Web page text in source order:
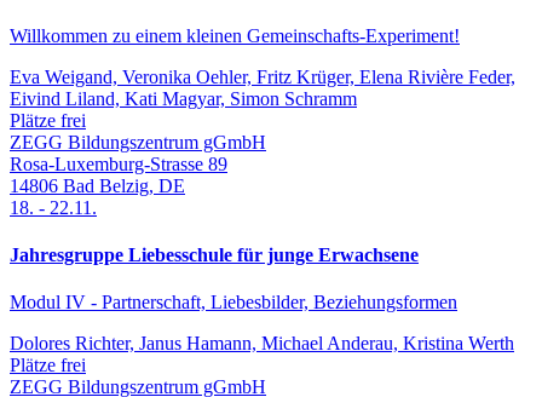
Willkommen zu einem kleinen Gemeinschafts-Experiment!
Eva Weigand, Veronika Oehler, Fritz Krüger, Elena Rivière Feder,
Eivind Liland, Kati Magyar, Simon Schramm
Plätze frei
ZEGG Bildungszentrum gGmbH
Rosa-Luxemburg-Strasse 89
14806 Bad Belzig, DE
18. - 22.11.
Jahresgruppe Liebesschule für junge Erwachsene
Modul IV - Partnerschaft, Liebesbilder, Beziehungsformen
Dolores Richter, Janus Hamann, Michael Anderau, Kristina Werth
Plätze frei
ZEGG Bildungszentrum gGmbH